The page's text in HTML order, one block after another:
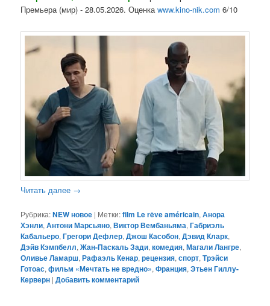
Премьера (мир) - 28.05.2026. Оценкаwww.kino-nik.com 6/10
Читать далее →
Рубрика:NEW новое | Метки:film Le rêve américain,Анора
Хэнли,Антони Марсьяно,Виктор Вембаньяма,Габриэль
Кабальеро,Грегори Дефлер,Джош Касобон,Дэвид Кларк,
Дэйв Кэмпбелл,Жан-Паскаль Зади,комедия,Магали Лангре,
Оливье Ламарш,Рафаэль Кенар,рецензия,спорт,Трэйси
Готоас,фильм «Мечтать не вредно»,Франция,Этьен Гиллу-
Керверн |Добавить комментарий